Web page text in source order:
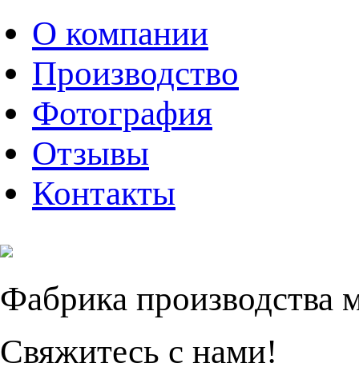
О компании
Производство
Фотография
Отзывы
Контакты
Фабрика производства
Свяжитесь с нами!